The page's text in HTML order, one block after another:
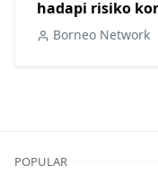
hadapi risiko
Borneo Network
POPULAR